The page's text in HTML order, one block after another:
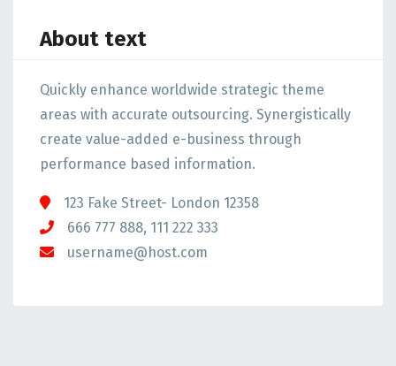
About text
Quickly enhance worldwide strategic theme
areas with accurate outsourcing. Synergistically
create value-added e-business through
performance based information.
123 Fake Street- London 12358
666 777 888, 111 222 333
username@host.com